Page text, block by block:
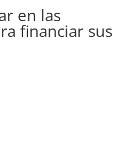
en las
financiar sus